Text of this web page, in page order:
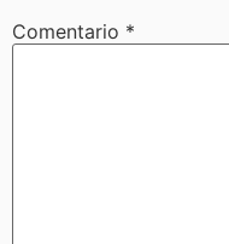
Comentario *